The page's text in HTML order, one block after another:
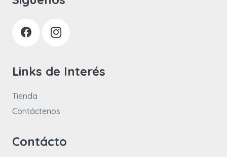
Links de Interés
Tienda
Contáctenos
Contácto